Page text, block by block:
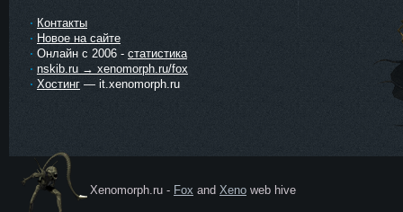
Контакты
Новое на сайте
Онлайн с 2006 - статистика
nskib.ru → xenomorph.ru/fox
Хостинг — it.xenomorph.ru
Xenomorph.ru - Fox and Xeno web hive